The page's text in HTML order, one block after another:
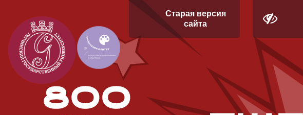
Старая версия
сайта